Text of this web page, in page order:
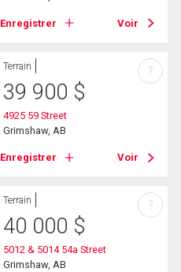
Enregistrer Voir
Terrain
39 900 $
4925 59 Street
Grimshaw, AB
Enregistrer Voir
?
Terrain
40 000 $
5012 & 5014 54a Street
Grimshaw, AB
?